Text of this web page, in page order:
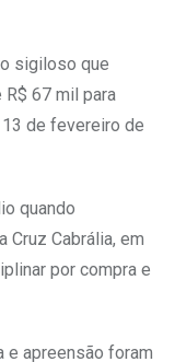
sigiloso que
67 mil para
de fevereiro de
quando
Cruz Cabrália, em
por compra e
e apreensão foram